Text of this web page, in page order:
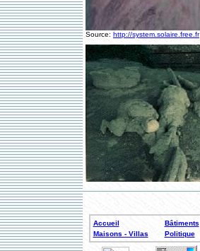
Source: http://system.solaire.free.fr
Accueil Bâtiments
Maisons - Villas
Politique